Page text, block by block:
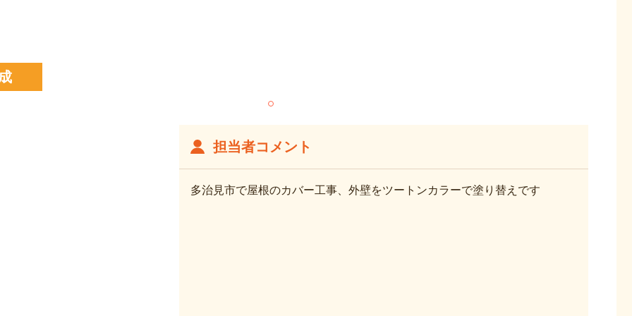
担当者コメント
多治見市で屋根のカバー工事、外壁をツートンカラーで塗り替えです